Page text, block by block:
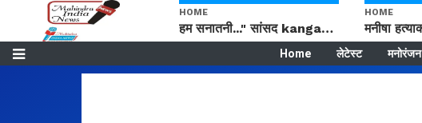
HOME
हम सनातनी..." सांसद kangana Ranaut से क्या बोली लड़की? Viral Jantar-Mantar | CJP protest
HOME
Home लेटेस्ट मनोरंजन